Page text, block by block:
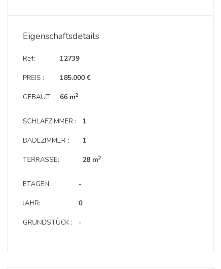
Eigenschaftsdetails
Ref:
PREIS :
GEBAUT :
12739
185.000 €
66 m2
SCHLAFZIMMER :
BADEZIMMER :
TERRASSE:
1
1
28 m2
ETAGEN :
JAHR:
GRUNDSTÜCK :
-
0
-